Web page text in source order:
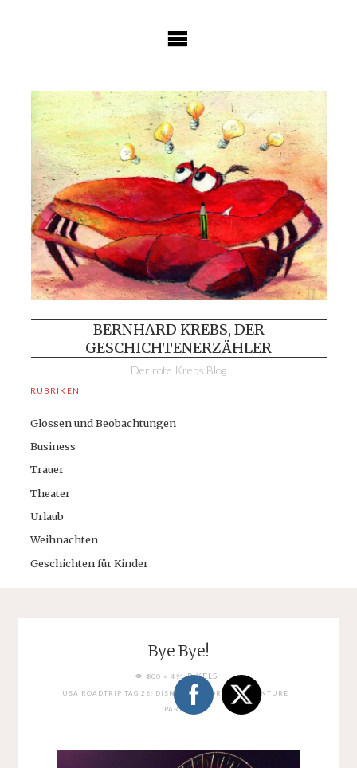
BERNHARD KREBS, DER
GESCHICHTENERZÄHLER
Der rote Krebs Blog
RUBRIKEN
Glossen und Beobachtungen
Business
Trauer
Theater
Urlaub
Weihnachten
Geschichten für Kinder
Bye Bye!
FULL800 × 491PIXELS
USA ROADTRIP TAG 26: DISNEY CALIFORNIA ADVENTURE
PARK